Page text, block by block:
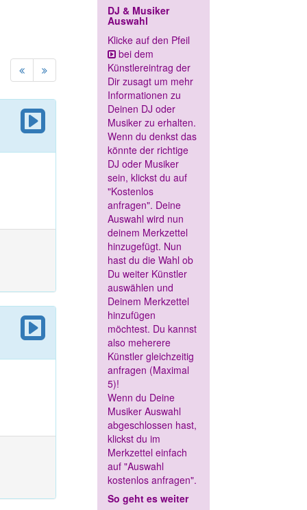
DJ & Musiker
Auswahl
Klicke auf den Pfeil
bei dem
Künstlereintrag der
Dir zusagt um mehr
Informationen zu
Deinen DJ oder
Musiker zu erhalten.
Wenn du denkst das
könnte der richtige
DJ oder Musiker
sein, klickst du auf
"Kostenlos
anfragen". Deine
Auswahl wird nun
deinem Merkzettel
hinzugefügt. Nun
hast du die Wahl ob
Du weiter Künstler
auswählen und
Deinem Merkzettel
hinzufügen
möchtest. Du kannst
also meherere
Künstler gleichzeitig
anfragen (Maximal
5)!
Wenn du Deine
Musiker Auswahl
abgeschlossen hast,
klickst du im
Merkzettel einfach
auf "Auswahl
kostenlos anfragen".
So geht es weiter